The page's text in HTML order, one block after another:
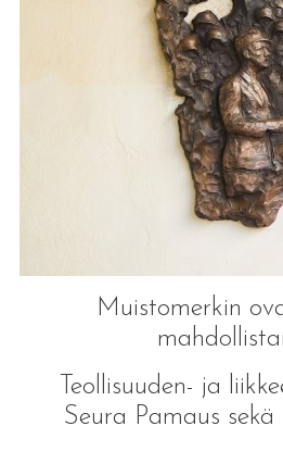
Muistomerkin
Teollisuuden- ja
Seura Pamaus